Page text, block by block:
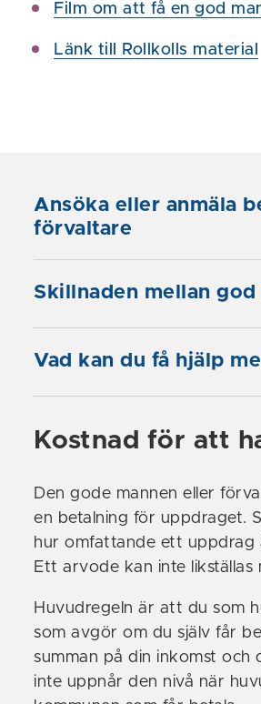
Film om att få en god
Länk till Rollkolls material
Ansöka eller anmäla
förvaltare
Skillnaden mellan
Vad kan du få hjälp
Kostnad för att
Den gode mannen eller
en betalning för uppdraget.
hur omfattande ett uppdrag
Ett arvode kan inte likställas
Huvudregeln är att du som
som avgör om du själv får
summan på din inkomst och
inte uppnår den nivå när